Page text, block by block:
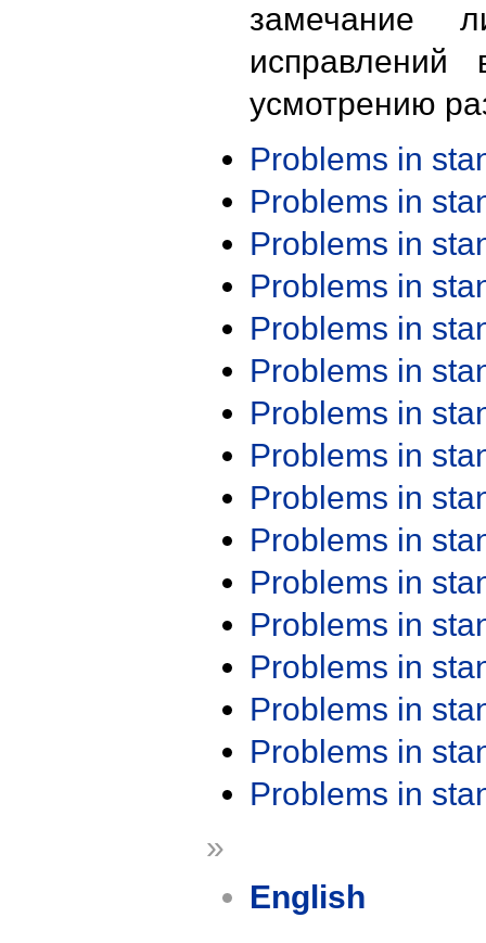
замечание
исправлений
усмотрению
Problems in
Problems in
Problems in
Problems in
Problems in
Problems in
Problems in
Problems in
Problems in
Problems in
Problems in
Problems in
Problems in
Problems in
Problems in
Problems in
»
English